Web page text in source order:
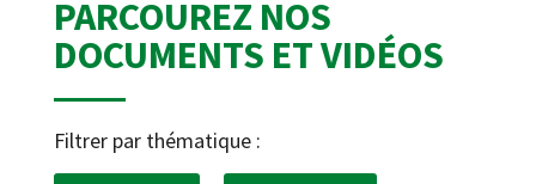
PARCOUREZ NOS
DOCUMENTS ET VIDÉOS
Filtrer par thématique :